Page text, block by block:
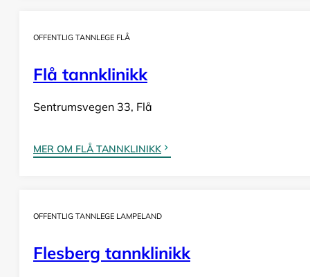
OFFENTLIG TANNLEGE FLÅ
Flå tannklinikk
Sentrumsvegen 33, Flå
MER OM FLÅ TANNKLINIKK
OFFENTLIG TANNLEGE LAMPELAND
Flesberg tannklinikk